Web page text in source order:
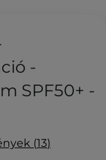
-
SPF50+ -
13